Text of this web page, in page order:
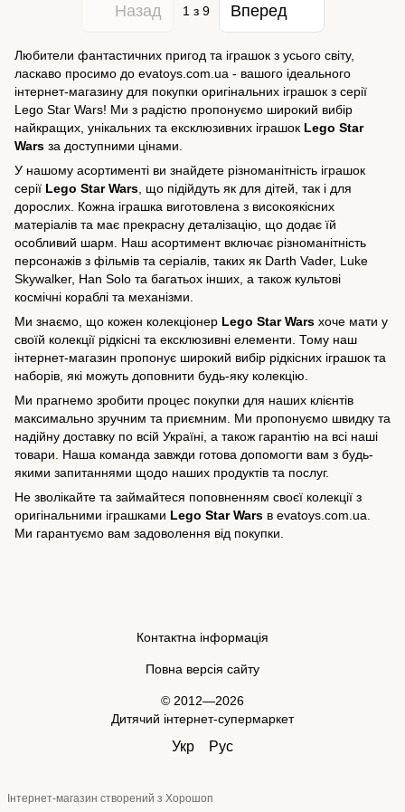
Назад 1з 9 Вперед
Любители фантастичних пригод та іграшок з усього світу,
ласкаво просимо до evatoys.com.ua - вашого ідеального
інтернет-магазину для покупки оригінальних іграшок з серії
Lego Star Wars! Ми з радістю пропонуємо широкий вибір
найкращих, унікальних та ексклюзивних іграшок Lego Star
Wars за доступними цінами.
У нашому асортименті ви знайдете різноманітність іграшок
серії Lego Star Wars, що підійдуть як для дітей, так і для
дорослих. Кожна іграшка виготовлена з високоякісних
матеріалів та має прекрасну деталізацію, що додає їй
особливий шарм. Наш асортимент включає різноманітність
персонажів з фільмів та серіалів, таких як Darth Vader, Luke
Skywalker, Han Solo та багатьох інших, а також культові
космічні кораблі та механізми.
Ми знаємо, що кожен колекціонер Lego Star Wars хоче мати у
своїй колекції рідкісні та ексклюзивні елементи. Тому наш
інтернет-магазин пропонує широкий вибір рідкісних іграшок та
наборів, які можуть доповнити будь-яку колекцію.
Ми прагнемо зробити процес покупки для наших клієнтів
максимально зручним та приємним. Ми пропонуємо швидку та
надійну доставку по всій Україні, а також гарантію на всі наші
товари. Наша команда завжди готова допомогти вам з будь-
якими запитаннями щодо наших продуктів та послуг.
Не зволікайте та займайтеся поповненням своєї колекції з
оригінальними іграшками Lego Star Wars в evatoys.com.ua.
Ми гарантуємо вам задоволення від покупки.
Контактна інформація
Повна версія сайту
© 2012—2026
Дитячий інтернет-супермаркет
Укр Рус
Інтернет-магазин створений з Хорошоп